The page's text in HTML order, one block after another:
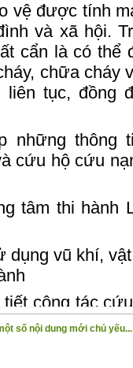
vệ được tính
và xã hội.
cẩn là có thể
chữa cháy
liên tục, đồng
những thông
cứu hộ cứu
tâm thi hành
dụng vũ khí,
công tác
về tiêu
số nội dung mới chủ yếu...